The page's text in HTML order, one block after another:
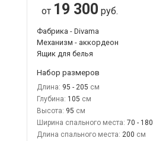
от 19 300 руб.
Фабрика - Divama
Механизм - аккордеон
Ящик для белья
Набор размеров
Длина: 95 - 205
Глубина: 105
Высота: 95
Ширина спального места: 70 - 180
Длина спального места: 200